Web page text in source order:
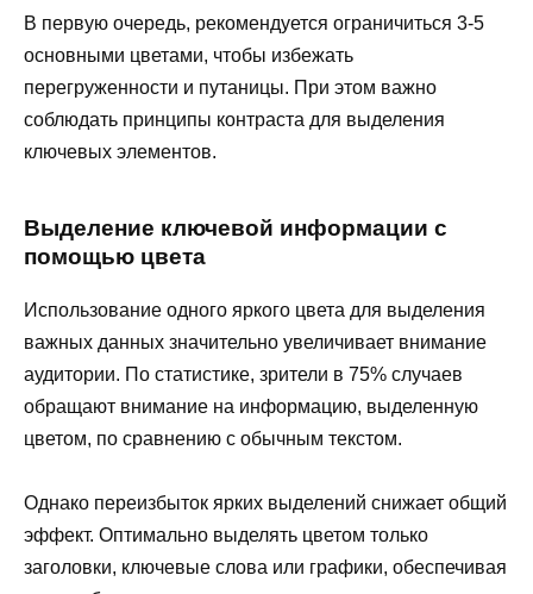
В первую очередь, рекомендуется ограничиться 3-5
основными цветами, чтобы избежать
перегруженности и путаницы. При этом важно
соблюдать принципы контраста для выделения
ключевых элементов.
Выделение ключевой информации с
помощью цвета
Использование одного яркого цвета для выделения
важных данных значительно увеличивает внимание
аудитории. По статистике, зрители в 75% случаев
обращают внимание на информацию, выделенную
цветом, по сравнению с обычным текстом.
Однако переизбыток ярких выделений снижает общий
эффект. Оптимально выделять цветом только
заголовки, ключевые слова или графики, обеспечивая